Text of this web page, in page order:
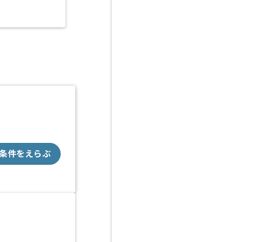
件をえらぶ